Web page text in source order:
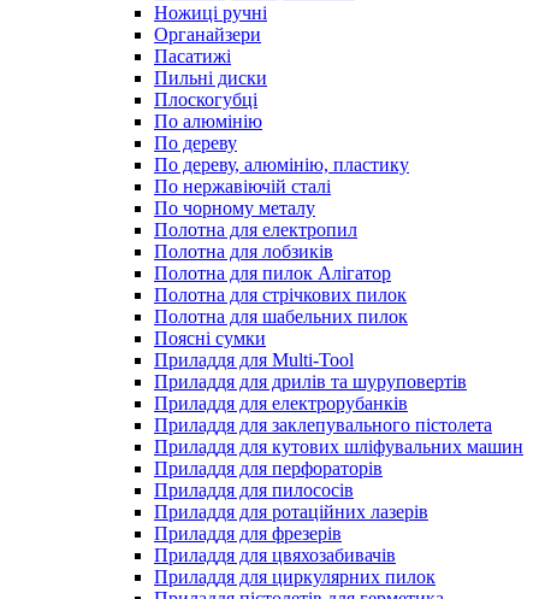
Ножиці ручні
Органайзери
Пасатижі
Пильні диски
Плоскогубці
По алюмінію
По дереву
По дереву, алюмінію, пластику
По нержавіючій сталі
По чорному металу
Полотна для електропил
Полотна для лобзиків
Полотна для пилок Алігатор
Полотна для стрічкових пилок
Полотна для шабельних пилок
Поясні сумки
Приладдя для Multi-Tool
Приладдя для дрилів та шуруповертів
Приладдя для електрорубанків
Приладдя для заклепувального пістолета
Приладдя для кутових шліфувальних машин
Приладдя для перфораторів
Приладдя для пилососів
Приладдя для ротаційних лазерів
Приладдя для фрезерів
Приладдя для цвяхозабивачів
Приладдя для циркулярних пилок